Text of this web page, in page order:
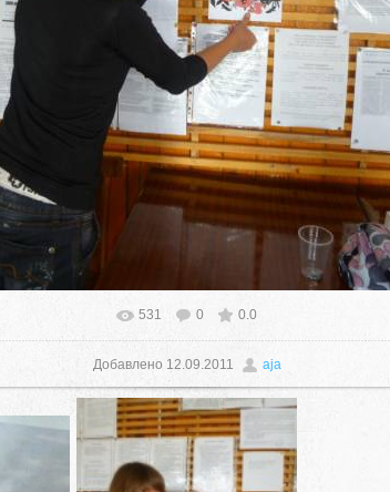
В реальном размере 768x1024
531 0 0.0
Добавлено 12.09.2011 aja